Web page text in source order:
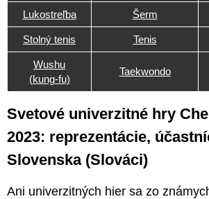
Lukostreľba Šerm
Stolný tenis Tenis
Wushu
(kung-fu)
Taekwondo
Svetové univerzitné hry
2023: reprezentácie,
Slovenska (Slováci)
Ani univerzitných hier sa zo